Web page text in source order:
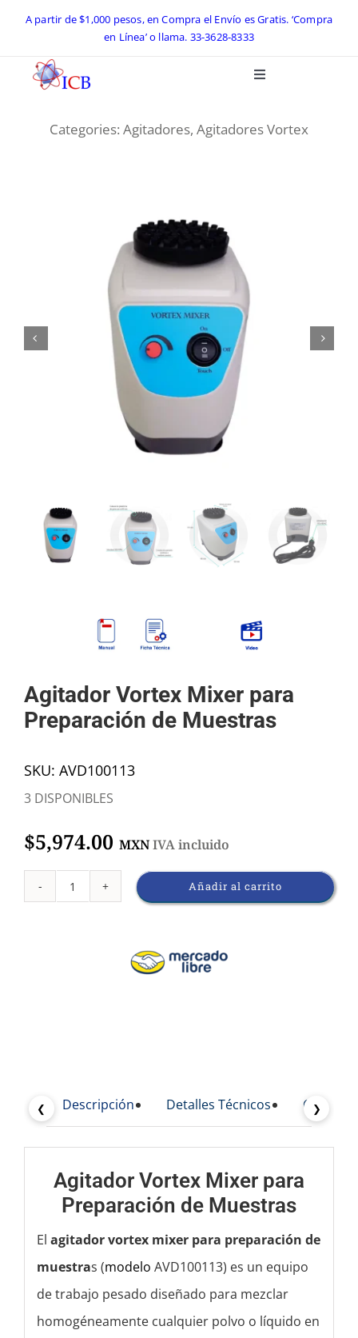
content
A partir de $1,000 pesos, en Compra el Envío es Gratis. ‘Compra
en Línea’ o llama. 33-3628-8333
Toggle
Preguntas Frecuentes
Categories: Agitadores, Agitadores Vortex
Agitador Vortex Mixer para
Preparación de Muestras
SKU: AVD100113
3 DISPONIBLES
$5,974.00 MXNIVA incluido
Agitador
Añadir al carrito
Descripción Detalles Técnicos
❮ ❯
Agitador Vortex Mixer para
Preparación de Muestras
Elagitador vortex mixer para preparación de
muestras (modelo AVD100113) es un equipo
de trabajo pesado diseñado para mezclar
homogéneamente cualquier polvo o líquido en